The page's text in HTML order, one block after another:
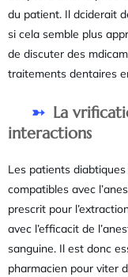
du patient. Il dciderait
si cela semble plus
de discuter des
traitements dentaires
La
interactions
Les patients
compatibles avec
prescrit pour
avec l’efficacit de
sanguine. Il est donc
pharmacien pour viter